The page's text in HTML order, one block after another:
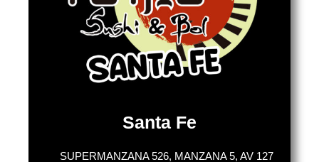
Santa Fe
SUPERMANZANA 526, MANZANA 5, AV 127